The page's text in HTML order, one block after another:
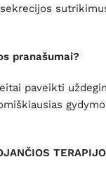
pranašumai?
paveikti